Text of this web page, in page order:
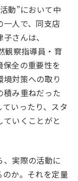
動”において中
人で、同支店
さんは、
観察指導員・育
全の重要性を
対策への取り
積み重ねだった
いったり、スタ
いくことがと
、実際の活動に
か。それを定量